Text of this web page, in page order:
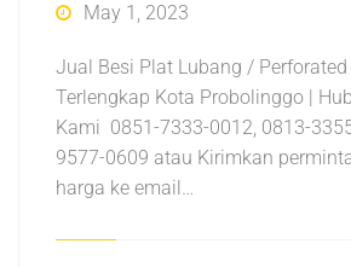
May 1, 2023
Jual Besi Plat Lubang / Perforated
Terlengkap Kota Probolinggo |
Kami 0851-7333-0012, 0813-
9577-0609 atau Kirimkan
harga ke email…